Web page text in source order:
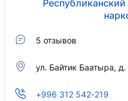
5 отзывов
​ул. Байтик Баатыра, д.
+996 312 542-219